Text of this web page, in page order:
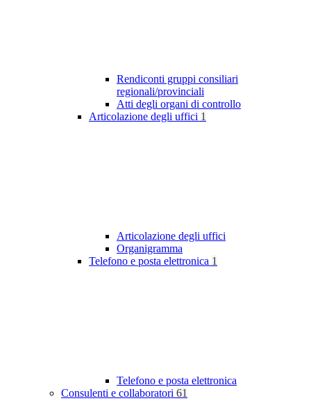
Rendiconti gruppi consiliari
regionali/provinciali
Atti degli organi di controllo
Articolazione degli uffici 1
Articolazione degli uffici
Organigramma
Telefono e posta elettronica 1
Telefono e posta elettronica
Consulenti e collaboratori 61